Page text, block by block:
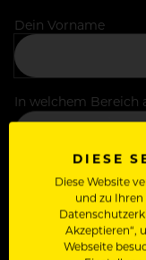
Dein Vorname
In welchem Bereich
Deine E-Mail Adresse
Passwort
DIESE
Diese Website
und zu
Akzeptieren“,
Webseite